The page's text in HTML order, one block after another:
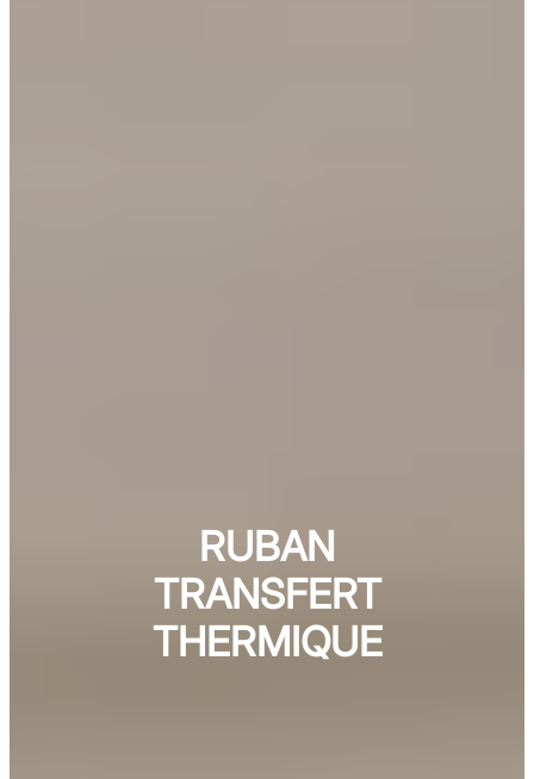
RUBAN
TRANSFERT
THERMIQUE